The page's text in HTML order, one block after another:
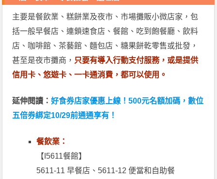
主要是餐飲業、糕餅業及夜市、市場攤販小微店家，包
括一般早餐店、連鎖速食店、餐館、吃到飽餐廳、飲料
店、咖啡館、茶藝館、麵包店、糖果餅乾零售或批發，
甚至是夜市攤商， 只要有導入行動支付服務，或是提供
信用卡、悠遊卡、一卡通消費，都可以使用。
延伸閱讀：好食券店家優惠上線！500元名額加碼，數位
五倍券綁定10/29前通通享有！
餐飲業：
【I5611餐館】
5611-11 早餐店、5611-12 便當和自助餐